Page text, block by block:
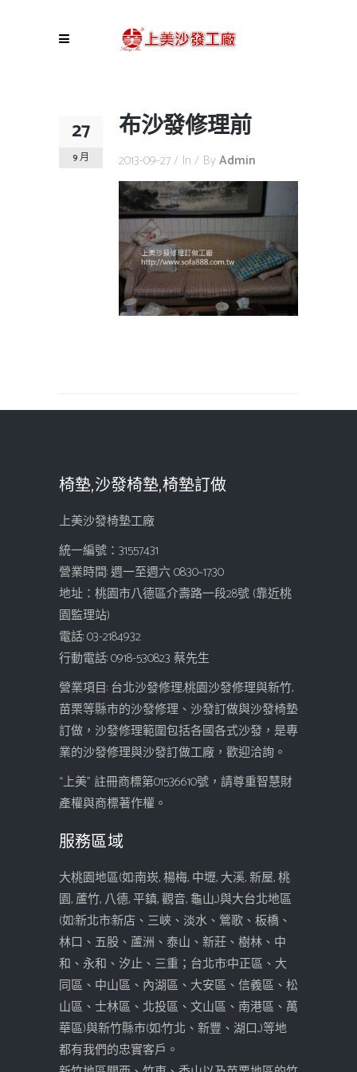
27
9 月
布沙發修理前
2013-09-27 In By Admin
椅墊,沙發椅墊,椅墊訂做
上美沙發椅墊工廠
統一編號：31557431
營業時間: 週一至週六 08:30~17:30
地址：桃園市八德區介壽路一段28號 (靠近桃
園監理站)
電話: 03-2184932
行動電話: 0918-530823 蔡先生
營業項目: 台北沙發修理,桃園沙發修理與新竹,
苗栗等縣市的沙發修理、沙發訂做與沙發椅墊
訂做，沙發修理範圍包括各國各式沙發，是專
業的沙發修理與沙發訂做工廠，歡迎洽詢。
“上美” 註冊商標第01536610號，請尊重智慧財
產權與商標著作權。
服務區域
大桃園地區(如:南崁, 楊梅, 中壢, 大溪, 新屋, 桃
園, 蘆竹, 八德, 平鎮, 觀音, 龜山...)與大台北地區
(如:新北市:新店、三峽、淡水、鶯歌、板橋、
林口、五股、蘆洲、泰山、新莊、樹林、中
和、永和、汐止、三重；台北市:中正區、大
同區、中山區、內湖區、大安區、信義區、松
山區、士林區、北投區、文山區、南港區、萬
華區)與新竹縣市(如:竹北、新豐、湖口...)等地
都有我們的忠實客戶。